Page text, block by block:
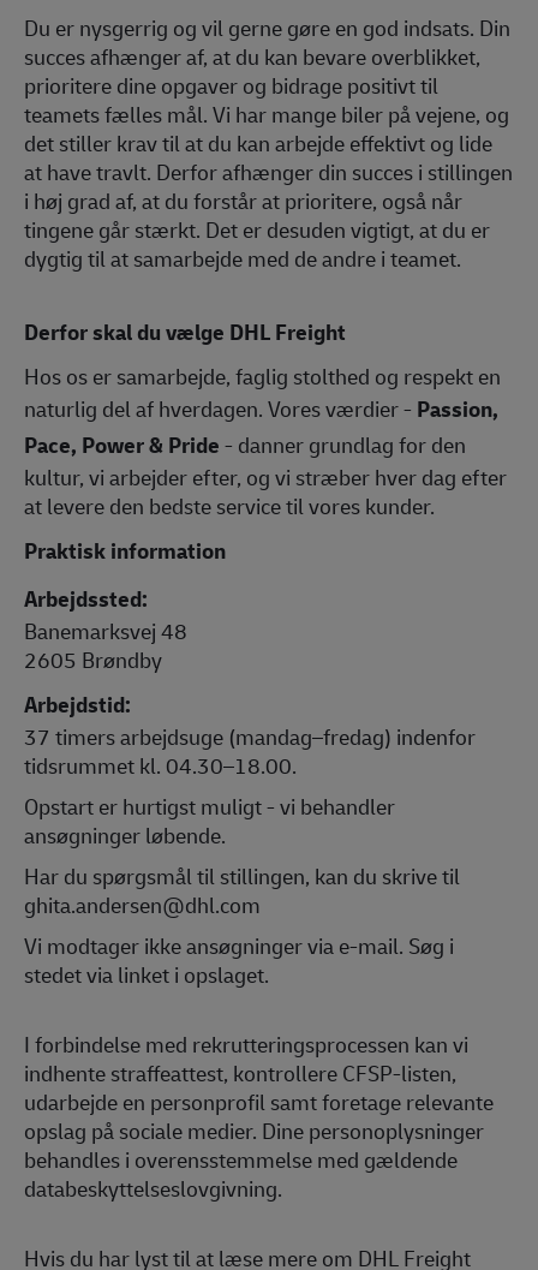
Du er nysgerrig og vil gerne gøre en god indsats. Din
succes afhænger af, at du kan bevare overblikket,
prioritere dine opgaver og bidrage positivt til
teamets fælles mål. Vi har mange biler på vejene, og
det stiller krav til at du kan arbejde effektivt og lide
at have travlt. Derfor afhænger din succes i stillingen
i høj grad af, at du forstår at prioritere, også når
tingene går stærkt. Det er desuden vigtigt, at du er
dygtig til at samarbejde med de andre i teamet.
Derfor skal du vælge DHL Freight
Hos os er samarbejde, faglig stolthed og respekt en
naturlig del af hverdagen. Vores værdier - Passion,
Pace, Power & Pride- danner grundlag for den
kultur, vi arbejder efter, og vi stræber hver dag efter
at levere den bedste service til vores kunder.
Praktisk information
Arbejdssted:
Banemarksvej 48
2605 Brøndby
Arbejdstid:
37 timers arbejdsuge (mandag–fredag) indenfor
tidsrummet kl. 04.30–18.00.
Opstart er hurtigst muligt - vi behandler
ansøgninger løbende.
Har du spørgsmål til stillingen, kan du skrive til
ghita.andersen@dhl.com
Vi modtager ikke ansøgninger via e-mail. Søg i
stedet via linket i opslaget.
I forbindelse med rekrutteringsprocessen kan vi
indhente straffeattest, kontrollere CFSP-listen,
udarbejde en personprofil samt foretage relevante
opslag på sociale medier. Dine personoplysninger
behandles i overensstemmelse med gældende
databeskyttelseslovgivning.
Hvis du har lyst til at læse mere om DHL Freight